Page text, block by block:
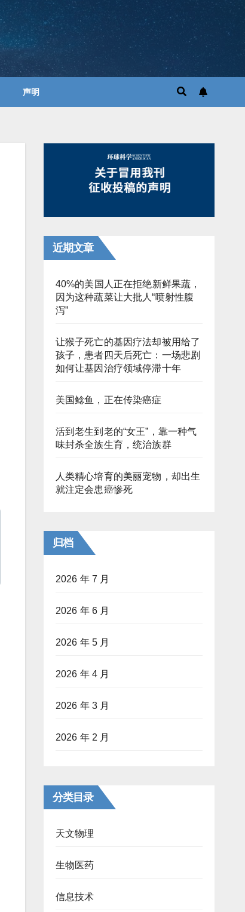
声明
近期文章
40%的美国人正在拒绝新鲜果蔬，
因为这种蔬菜让大批人“喷射性腹
泻”
让猴子死亡的基因疗法却被用给了
孩子，患者四天后死亡：一场悲剧
如何让基因治疗领域停滞十年
美国鲶鱼，正在传染癌症
活到老生到老的“女王”，靠一种气
味封杀全族生育，统治族群
人类精心培育的美丽宠物，却出生
就注定会患癌惨死
归档
2026 年 7 月
2026 年 6 月
2026 年 5 月
2026 年 4 月
2026 年 3 月
2026 年 2 月
分类目录
天文物理
生物医药
信息技术